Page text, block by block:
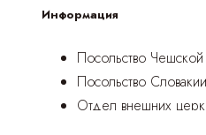
Информация
Посольство
Посольство
Отдел внешних